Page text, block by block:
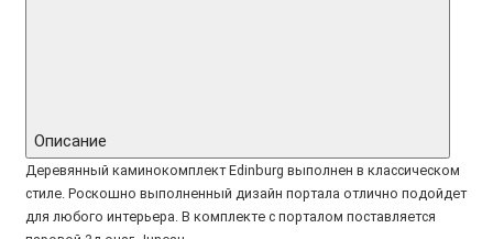
Описание
Деревянный каминокомплект Edinburg выполнен в классическом
стиле. Роскошно выполненный дизайн портала отлично подойдет
для любого интерьера. В комплекте с порталом поставляется